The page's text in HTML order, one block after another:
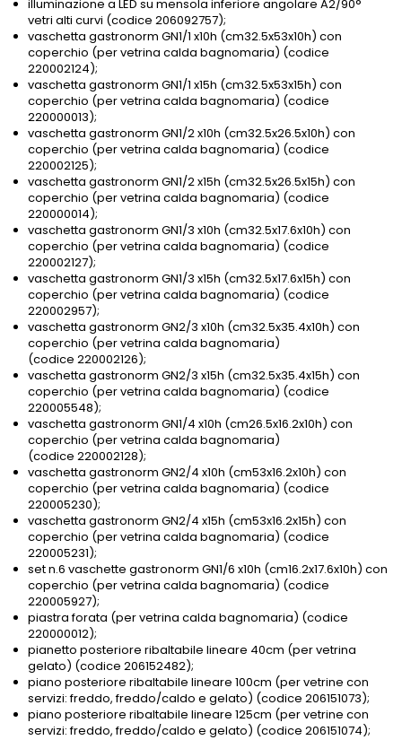
illuminazione a LED su mensola inferiore angolare A2/90°
vetri alti curvi (codice 206092757);
vaschetta gastronorm GN1/1 x10h (cm32.5x53x10h) con
coperchio (per vetrina calda bagnomaria) (codice
220002124);
vaschetta gastronorm GN1/1 x15h (cm32.5x53x15h) con
coperchio (per vetrina calda bagnomaria) (codice
220000013);
vaschetta gastronorm GN1/2 x10h (cm32.5x26.5x10h) con
coperchio (per vetrina calda bagnomaria) (codice
220002125);
vaschetta gastronorm GN1/2 x15h (cm32.5x26.5x15h) con
coperchio (per vetrina calda bagnomaria) (codice
220000014);
vaschetta gastronorm GN1/3 x10h (cm32.5x17.6x10h) con
coperchio (per vetrina calda bagnomaria) (codice
220002127);
vaschetta gastronorm GN1/3 x15h (cm32.5x17.6x15h) con
coperchio (per vetrina calda bagnomaria) (codice
220002957);
vaschetta gastronorm GN2/3 x10h (cm32.5x35.4x10h) con
coperchio (per vetrina calda bagnomaria)
(codice 220002126);
vaschetta gastronorm GN2/3 x15h (cm32.5x35.4x15h) con
coperchio (per vetrina calda bagnomaria) (codice
220005548);
vaschetta gastronorm GN1/4 x10h (cm26.5x16.2x10h) con
coperchio (per vetrina calda bagnomaria)
(codice 220002128);
vaschetta gastronorm GN2/4 x10h (cm53x16.2x10h) con
coperchio (per vetrina calda bagnomaria) (codice
220005230);
vaschetta gastronorm GN2/4 x15h (cm53x16.2x15h) con
coperchio (per vetrina calda bagnomaria) (codice
220005231);
set n.6 vaschette gastronorm GN1/6 x10h (cm16.2x17.6x10h) con
coperchio (per vetrina calda bagnomaria) (codice
220005927);
piastra forata (per vetrina calda bagnomaria) (codice
220000012);
pianetto posteriore ribaltabile lineare 40cm (per vetrina
gelato) (codice 206152482);
piano posteriore ribaltabile lineare 100cm (per vetrine con
servizi: freddo, freddo/caldo e gelato) (codice 206151073);
piano posteriore ribaltabile lineare 125cm (per vetrine con
servizi: freddo, freddo/caldo e gelato) (codice 206151074);